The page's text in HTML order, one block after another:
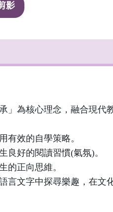
影
」為核心理念，融合現
有效的自學策略。
良好的閱讀習慣(氣氛)。
的正向思維。
言文字中探尋樂趣，在文